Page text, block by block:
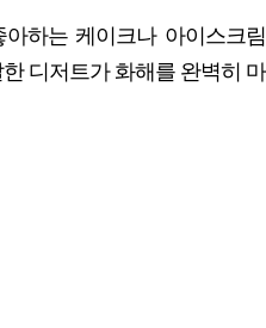
하는 케이크나 아이스크림
디저트가 화해를 완벽히 마